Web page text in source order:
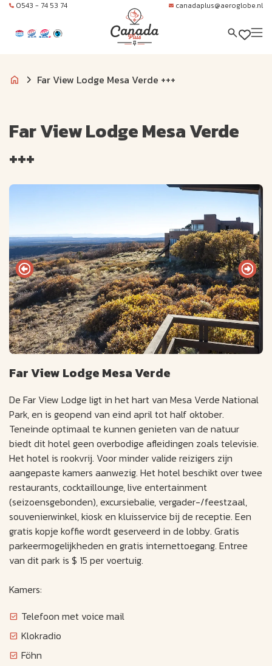
0543 - 74 53 74 canadaplus@aeroglobe.nl
Far View Lodge Mesa Verde +++
Far View Lodge Mesa Verde
+++
Far View Lodge Mesa Verde
De Far View Lodge ligt in het hart van Mesa Verde National
Park, en is geopend van eind april tot half oktober.
Teneinde optimaal te kunnen genieten van de natuur
biedt dit hotel geen overbodige afleidingen zoals televisie.
Het hotel is rookvrij. Voor minder valide reizigers zijn
aangepaste kamers aanwezig. Het hotel beschikt over twee
restaurants, cocktaillounge, live entertainment
(seizoensgebonden), excursiebalie, vergader-/feestzaal,
souvenierwinkel, kiosk en kluisservice bij de receptie. Een
gratis kopje koffie wordt geserveerd in de lobby. Gratis
parkeermogelijkheden en gratis internettoegang. Entree
van dit park is $ 15 per voertuig.
Kamers:
Telefoon met voice mail
Klokradio
Föhn